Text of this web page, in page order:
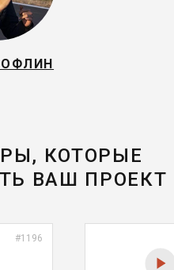
КОТОРЫЕ
ВАШ ПРОЕКТ
#1196